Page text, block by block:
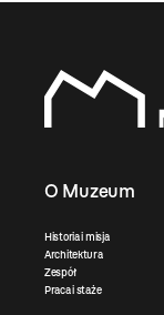
O Muzeum
Historia i misja
Architektura
Zespół
Praca i staże